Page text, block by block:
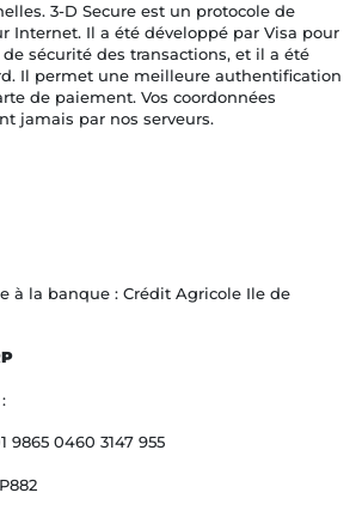
3-D Secure est un protocole de
Internet. Il a été développé par Visa pour
sécurité des transactions, et il a été
Il permet une meilleure authentification
de paiement. Vos coordonnées
jamais par nos serveurs.
à la banque : Crédit Agricole Ile de
9865 0460 3147 955